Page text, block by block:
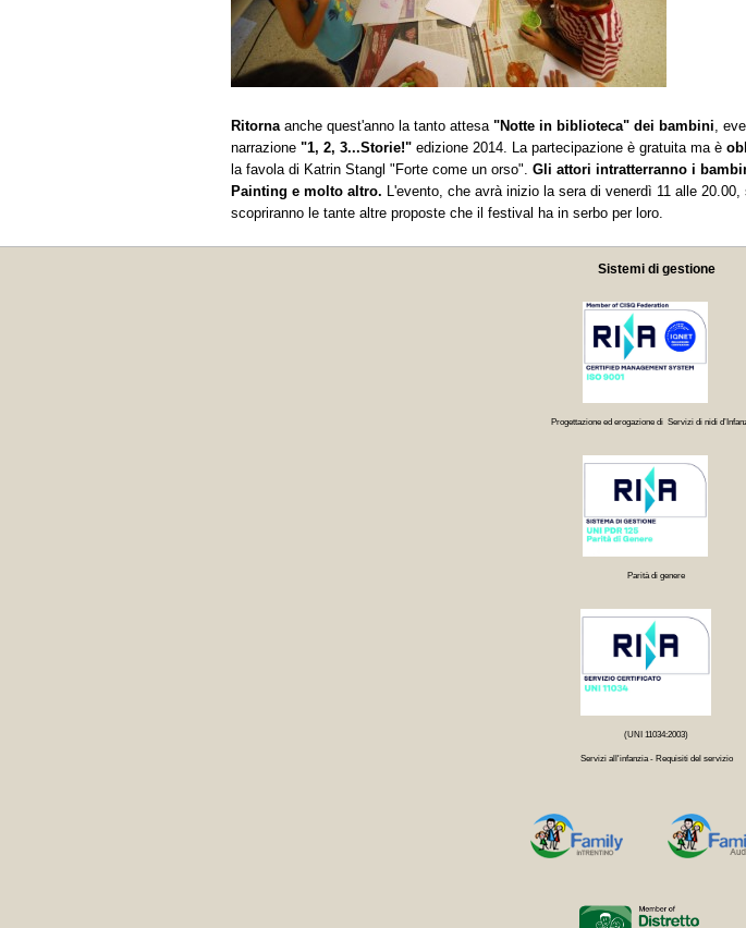
Ritornaanche quest'anno la tanto attesa "Notte in biblioteca" dei bambini,
narrazione "1, 2, 3...Storie!" edizione 2014. La partecipazione è gratuita ma è
la favola di Katrin Stangl "Forte come un orso". Gli attori intratterranno i
Painting e molto altro. L'evento, che avrà inizio la sera di venerdì 11 alle
scopriranno le tante altre proposte che il festival ha in serbo per loro.
Sistemi di gestione
Progettazione ed erogazione di Servizi di nidi
Parità di genere
(UNI 11034:2003)
Servizi all'infanzia - Requisiti del servizio